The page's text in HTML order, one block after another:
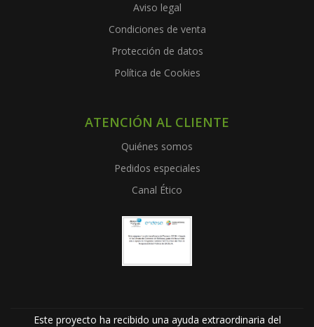
Aviso legal
Condiciones de venta
Protección de datos
Política de Cookies
ATENCIÓN AL CLIENTE
Quiénes somos
Pedidos especiales
Canal Ético
Este proyecto ha recibido una ayuda extraordinaria del